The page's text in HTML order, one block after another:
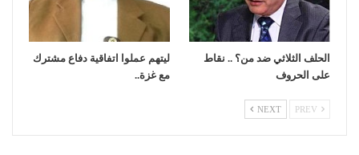
الحلف الثلاثي ضد من؟ .. نقاط
على الحروف
ليتهم عملوا اتفاقية دفاع مشترك
مع غزة..
NEXT